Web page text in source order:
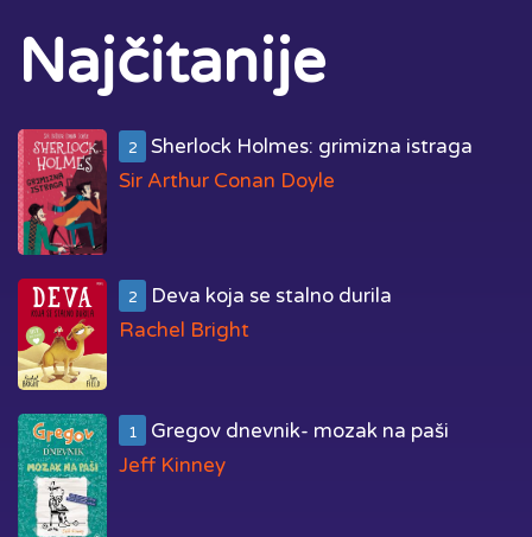
Najčitanije
2
Sherlock Holmes: grimizna istraga
Sir Arthur Conan Doyle
2
Deva koja se stalno durila
Rachel Bright
1
Gregov dnevnik- mozak na paši
Jeff Kinney